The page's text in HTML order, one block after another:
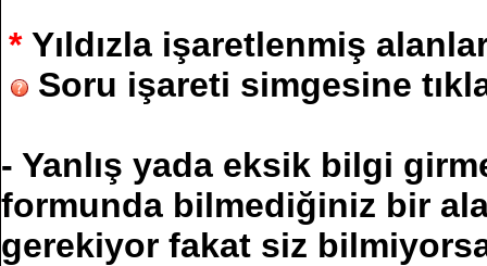
* Yıldızla işaretlenmiş
Soru işareti simgesine
- Yanlış yada eksik bilgi
formunda bilmediğiniz bir
gerekiyor fakat siz